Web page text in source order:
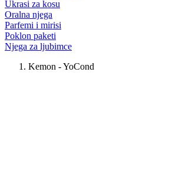
Ukrasi za kosu
Oralna njega
Parfemi i mirisi
Poklon paketi
Njega za ljubimce
Kemon - YoCond